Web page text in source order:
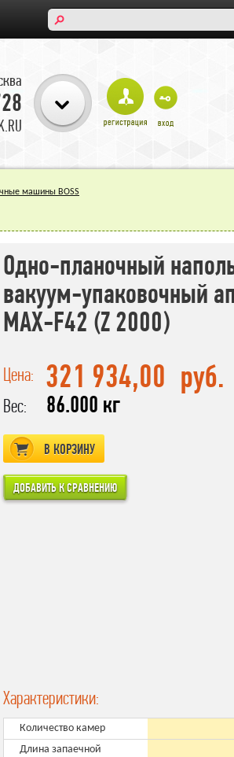
машины BOSS
Одно-планочный
вакуум-упаковочный
MAX-F42 (Z 2000)
Цена: 321 934,00 руб.
Вес: 86.000 кг
В КОРЗИНУ
Характеристики:
Количество камер
Длина запаечной